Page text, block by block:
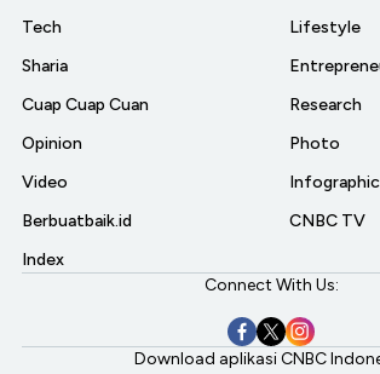
Tech
Sharia
Cuap Cuap Cuan
Opinion
Video
Berbuatbaik.id
Index
Lifestyle
Research
Photo
Infographic
CNBC TV
Connect With Us:
Download aplikasi CNBC